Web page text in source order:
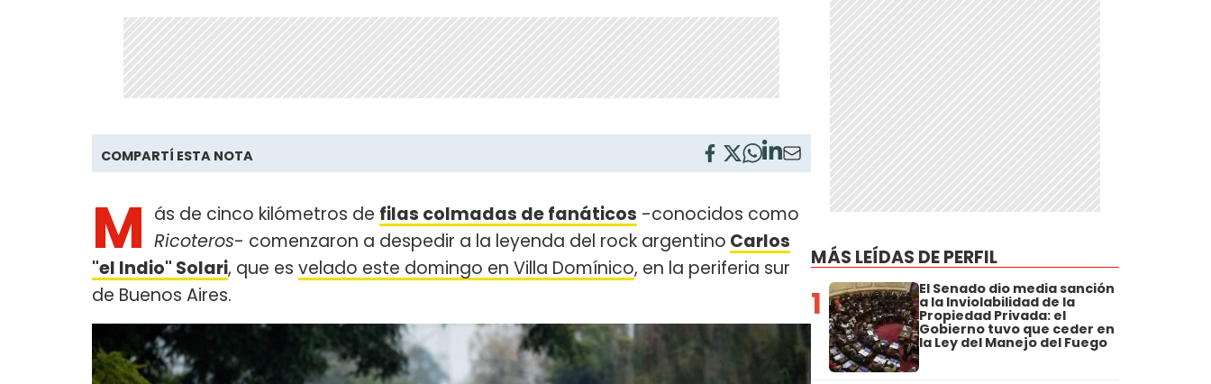
COMPARTÍ ESTA NOTA
M ás de cinco kilómetros de filas colmadas de fanáticos -conocidos como
Ricoteros- comenzaron a despedir a la leyenda del rock argentino Carlos
"el Indio" Solari, que es velado este domingo en Villa Domínico, en la periferia sur
de Buenos Aires.
MÁS LEÍDAS DE PERFIL
1 El Senado dio media sanción
a la Inviolabilidad de la
Propiedad Privada: el
Gobierno tuvo que ceder en
la Ley del Manejo del Fuego